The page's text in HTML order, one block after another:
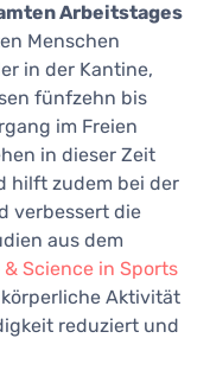
Arbeitstages
Menschen
in der Kantine,
fünfzehn bis
im Freien
in dieser Zeit
hilft zudem bei der
verbessert die
aus dem
Science in Sports
Aktivität
reduziert und